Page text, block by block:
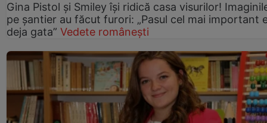
Gina Pistol și Smiley își ridică casa visurilor!
pe șantier au făcut furori: „Pasul cel mai important
deja gata” Vedete românești